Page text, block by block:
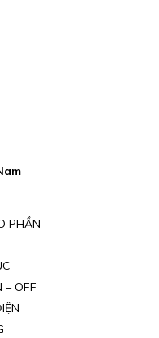
PHẦN
– OFF